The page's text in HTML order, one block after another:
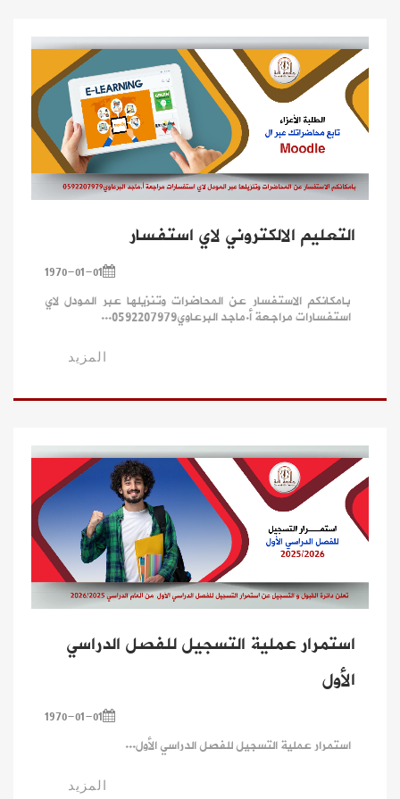
التعليم الالكتروني لاي استفسار
1970-01-01
بامكانكم الاستفسار عن المحاضرات وتنزيلها عبر المودل لاي
استفسارات مراجعة أ.ماجد البرعاوي0592207979...
المزيد
استمرار عملية التسجيل للفصل الدراسي
الأول
1970-01-01
استمرار عملية التسجيل للفصل الدراسي الأول...
المزيد